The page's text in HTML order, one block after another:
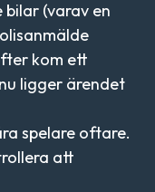
(varav en
kom ett
ligger ärendet
spelare oftare.
att